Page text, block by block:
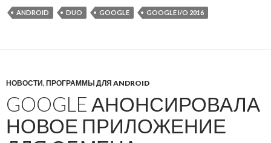
ANDROID DUO GOOGLE GOOGLE I/O 2016
НОВОСТИ, ПРОГРАММЫ ДЛЯ ANDROID
GOOGLE АНОНСИРОВАЛА
НОВОЕ ПРИЛОЖЕНИЕ